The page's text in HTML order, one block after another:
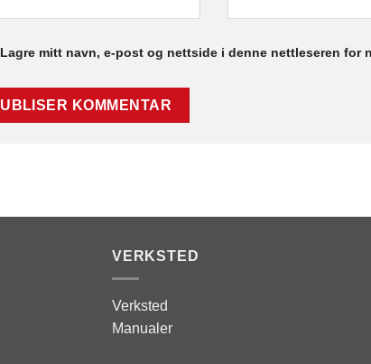
Lagre mitt navn, e-post og nettside i denne nettleseren for
VERKSTED
Verksted
Manualer